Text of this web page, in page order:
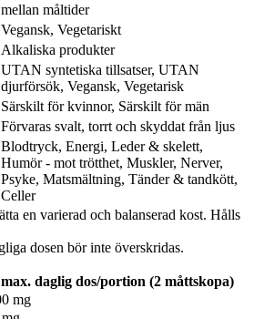
mellan måltider
Vegansk, Vegetariskt
Alkaliska produkter
UTAN syntetiska tillsatser, UTAN
djurförsök, Vegansk, Vegetarisk
Särskilt för kvinnor, Särskilt för män
Förvaras svalt, torrt och skyddat från ljus
Blodtryck, Energi, Leder & skelett,
Humör - mot trötthet, Muskler, Nerver,
Psyke, Matsmältning, Tänder & tandkött,
Celler
en varierad och balanserad kost. Hålls
dosen bör inte överskridas.
daglig dos/portion (2 måttskopa)
mg